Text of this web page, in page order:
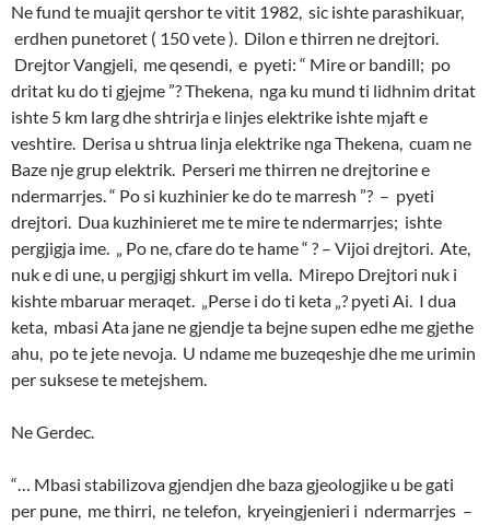
Ne fund te muajit qershor te vitit 1982, sic ishte parashikuar,
erdhen punetoret ( 150 vete ). Dilon e thirren ne drejtori.
Drejtor Vangjeli, me qesendi, e pyeti: “ Mire or bandill; po
dritat ku do ti gjejme ”? Thekena, nga ku mund ti lidhnim dritat
ishte 5 km larg dhe shtrirja e linjes elektrike ishte mjaft e
veshtire. Derisa u shtrua linja elektrike nga Thekena, cuam ne
Baze nje grup elektrik. Perseri me thirren ne drejtorine e
ndermarrjes. “ Po si kuzhinier ke do te marresh ”? – pyeti
drejtori. Dua kuzhinieret me te mire te ndermarrjes; ishte
pergjigja ime. „ Po ne, cfare do te hame “ ? – Vijoi drejtori. Ate,
nuk e di une, u pergjigj shkurt im vella. Mirepo Drejtori nuk i
kishte mbaruar meraqet. „Perse i do ti keta „? pyeti Ai. I dua
keta, mbasi Ata jane ne gjendje ta bejne supen edhe me gjethe
ahu, po te jete nevoja. U ndame me buzeqeshje dhe me urimin
per suksese te metejshem.
Ne Gerdec.
“… Mbasi stabilizova gjendjen dhe baza gjeologjike u be gati
per pune, me thirri, ne telefon, kryeingjenieri i ndermarrjes –